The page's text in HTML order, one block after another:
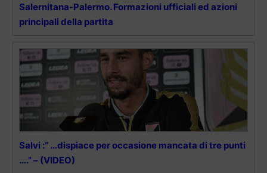
Salernitana-Palermo. Formazioni ufficiali ed azioni
principali della partita
Salvi :” …dispiace per occasione mancata di tre punti
….” – (VIDEO)